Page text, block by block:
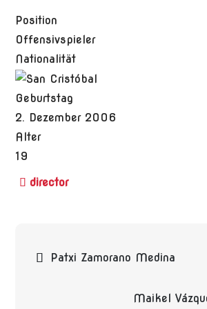
Position
Offensivspieler
Nationalität
Geburtstag
2. Dezember 2006
Alter
19
Patxi Zamorano Medina
Maikel